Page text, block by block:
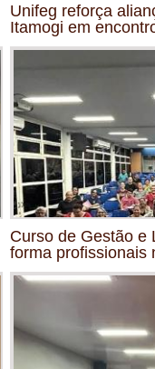
Unifeg reforça
Itamogi em
Curso de Gestão e
forma profissionais